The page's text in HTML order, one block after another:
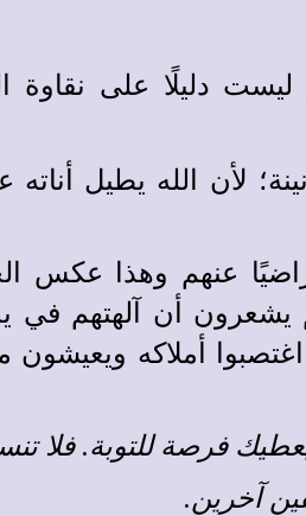
دليلًا على
لأن الله يطيل
عنهم وهذا عكس
يشعرون أن آلهتهم
أملاكه
فرصة للتوبة.
آخرين.